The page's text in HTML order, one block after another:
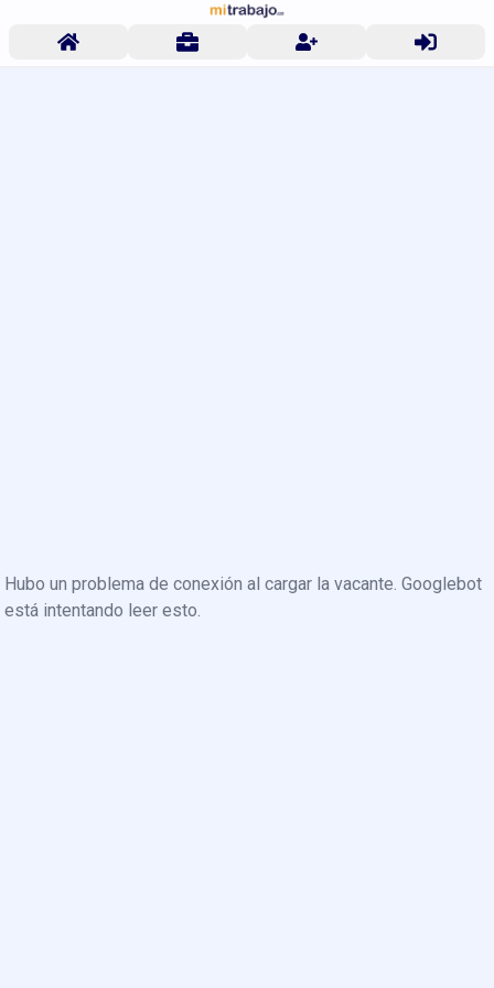
Hubo un problema de conexión al cargar la vacante. Googlebot
está intentando leer esto.